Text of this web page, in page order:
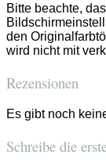
Bitte beachte,
den
wird nicht mit
Rezensionen
Es gibt noch
Schreibe die